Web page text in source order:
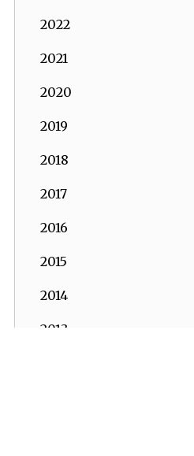
2022
2021
2020
2019
2018
2017
2016
2015
2014
2013